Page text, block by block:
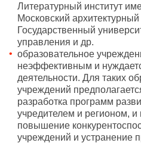
Литературный институт
Московский
Государственный
управления и др.
образовательное
неэффективным и
деятельности. Для таких
учреждений
разработка программ
учредителем и регионом,
повышение
учреждений и устранение